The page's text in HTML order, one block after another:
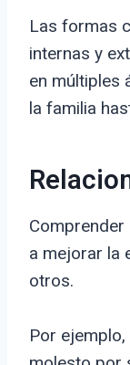
Las formas
internas y
en múltiples
la familia
a mejorar la
otros.
Por